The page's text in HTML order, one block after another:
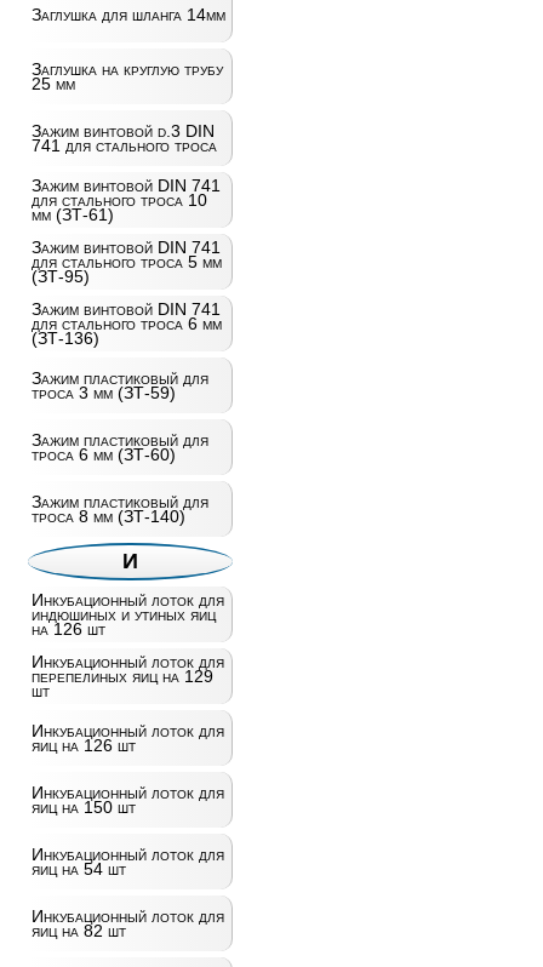
Заглушка для шланга 14мм
Заглушка на круглую трубу
25 мм
Зажим винтовой d.3 DIN
741 для стального троса
Зажим винтовой DIN 741
для стального троса 10
мм (ЗТ-61)
Зажим винтовой DIN 741
для стального троса 5 мм
(ЗТ-95)
Зажим винтовой DIN 741
для стального троса 6 мм
(ЗТ-136)
Зажим пластиковый для
троса 3 мм (ЗТ-59)
Зажим пластиковый для
троса 6 мм (ЗТ-60)
Зажим пластиковый для
троса 8 мм (ЗТ-140)
И
Инкубационный лоток для
индюшиных и утиных яиц
на 126 шт
Инкубационный лоток для
перепелиных яиц на 129
шт
Инкубационный лоток для
яиц на 126 шт
Инкубационный лоток для
яиц на 150 шт
Инкубационный лоток для
яиц на 54 шт
Инкубационный лоток для
яиц на 82 шт